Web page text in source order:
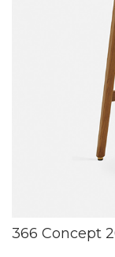
366 Concept